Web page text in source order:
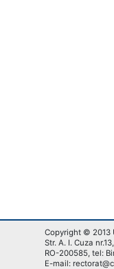
Copyright © 2013
Str. A. I. Cuza
RO-200585, tel:
E-mail: